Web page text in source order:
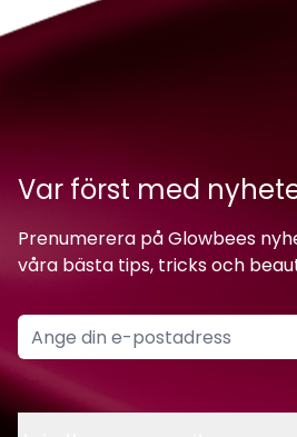
Var först med
Prenumerera på Glowbees
våra bästa tips, tricks och